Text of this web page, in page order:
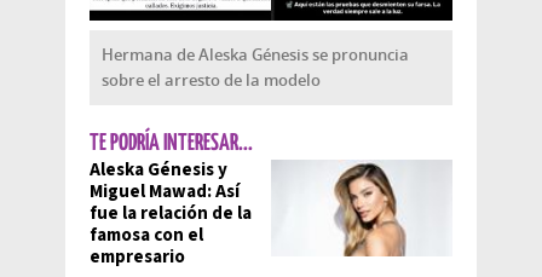
Hermana de Aleska Génesis se pronuncia
sobre el arresto de la modelo
TE PODRÍA INTERESAR...
Aleska Génesis y
Miguel Mawad: Así
fue la relación de la
famosa con el
empresario